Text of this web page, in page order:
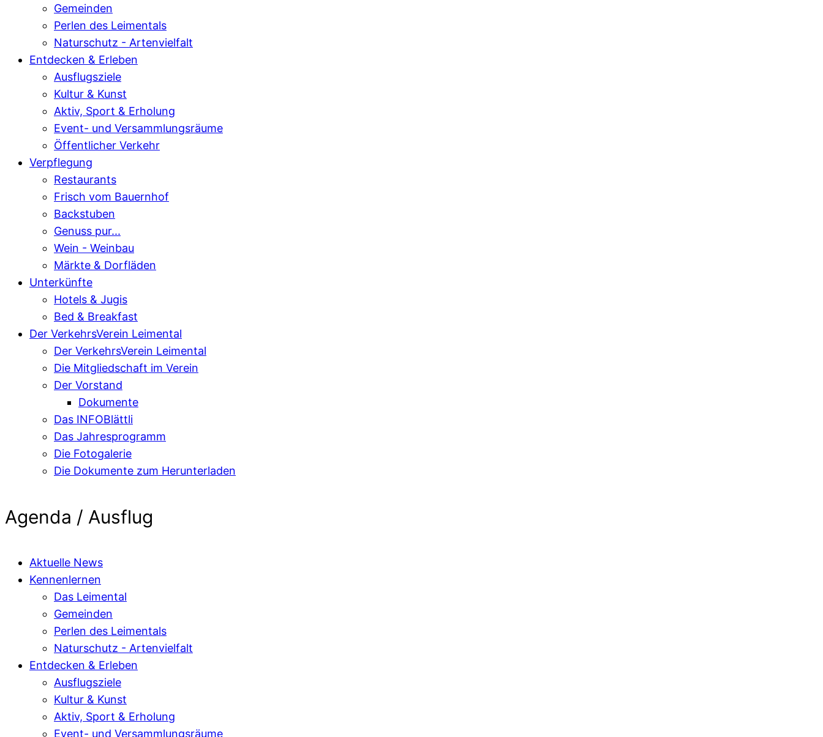
Gemeinden
Perlen des Leimentals
Naturschutz - Artenvielfalt
Entdecken & Erleben
Ausflugsziele
Kultur & Kunst
Aktiv, Sport & Erholung
Event- und Versammlungsräume
Öffentlicher Verkehr
Verpflegung
Restaurants
Frisch vom Bauernhof
Backstuben
Genuss pur...
Wein - Weinbau
Märkte & Dorfläden
Unterkünfte
Hotels & Jugis
Bed & Breakfast
Der VerkehrsVerein Leimental
Der VerkehrsVerein Leimental
Die Mitgliedschaft im Verein
Der Vorstand
Dokumente
Das INFOBlättli
Das Jahresprogramm
Die Fotogalerie
Die Dokumente zum Herunterladen
Agenda / Ausflug
Aktuelle News
Kennenlernen
Das Leimental
Gemeinden
Perlen des Leimentals
Naturschutz - Artenvielfalt
Entdecken & Erleben
Ausflugsziele
Kultur & Kunst
Aktiv, Sport & Erholung
Event- und Versammlungsräume